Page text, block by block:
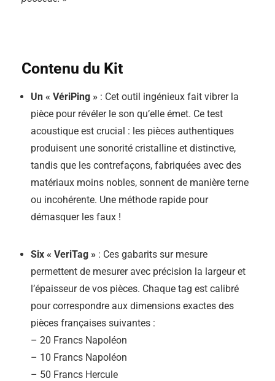
Contenu du Kit
Un « VériPing » : Cet outil ingénieux fait vibrer la
pièce pour révéler le son qu’elle émet. Ce test
acoustique est crucial : les pièces authentiques
produisent une sonorité cristalline et distinctive,
tandis que les contrefaçons, fabriquées avec des
matériaux moins nobles, sonnent de manière terne
ou incohérente. Une méthode rapide pour
démasquer les faux !
Six « VeriTag » : Ces gabarits sur mesure
permettent de mesurer avec précision la largeur et
l’épaisseur de vos pièces. Chaque tag est calibré
pour correspondre aux dimensions exactes des
pièces françaises suivantes :
– 20 Francs Napoléon
– 10 Francs Napoléon
– 50 Francs Hercule